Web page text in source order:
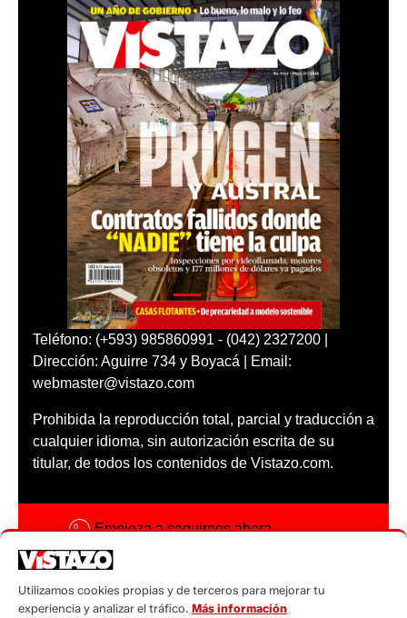
Teléfono: (+593) 985860991 - (042) 2327200 |
Dirección: Aguirre 734 y Boyacá | Email:
webmaster@vistazo.com
Prohibida la reproducción total, parcial y traducción a
cualquier idioma, sin autorización escrita de su
titular, de todos los contenidos de Vistazo.com.
Empieza a seguirnos ahora
Código ética
Utilizamos cookies propias y de terceros para mejorar tu
experiencia y analizar el tráfico. Más información